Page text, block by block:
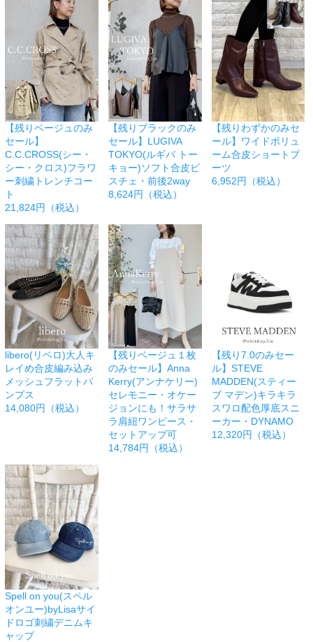
【残りベージュのみ
セール】
C.C.CROSS(シー・
シー・クロス)フラワ
ー刺繍トレンチコー
ト
21,824円（税込）
【残りブラックのみ
セール】LUGIVA
TOKYO(ルギバ トー
キョー)ソフト合皮ビ
スチェ・前後2way
8,624円（税込）
【残りわずかのみセ
ール】ワイドボリュ
ーム合皮ショートブ
ーツ
6,952円（税込）
libero(リベロ)大人キ
レイめ合皮編み込み
メッシュフラットパ
ンプス
14,080円（税込）
【残りベージュ１枚
のみセール】Anna
Kerry(アンナケリー)
セレモニー・オケー
ジョンにも！サラサ
ラ肩紐ワンピース・
セットアップ可
14,784円（税込）
【残り7.0のみセー
ル】STEVE
MADDEN(スティー
ブ マデン)キラキラ
スワロ配色厚底スニ
ーカー・DYNAMO
12,320円（税込）
Spell on you(スペル
オンユー)byLisaサイ
ドロゴ刺繍デニムキ
ャップ